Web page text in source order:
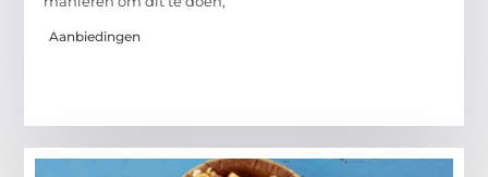
Aanbiedingen